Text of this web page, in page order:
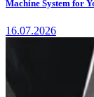
Machine System for
16.07.2026